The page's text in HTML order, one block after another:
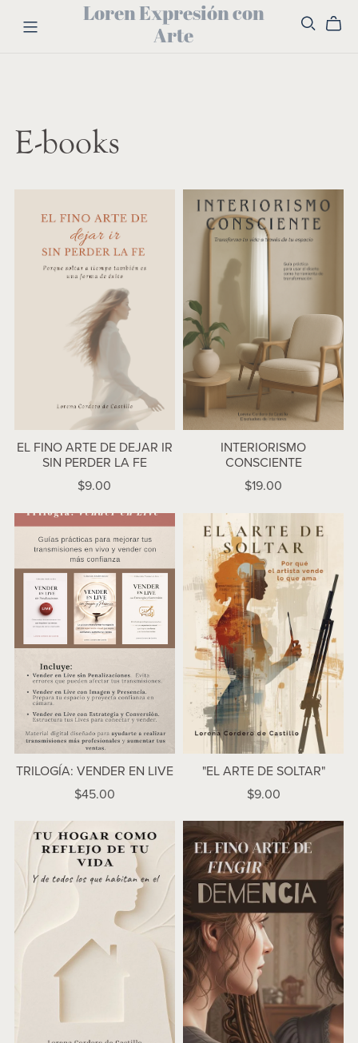
Loren Expresión con
Arte
E-books
EL FINO ARTE DE DEJAR IR
SIN PERDER LA FE
$9.00
INTERIORISMO
CONSCIENTE
$19.00
TRILOGÍA: VENDER EN LIVE
$45.00
"EL ARTE DE SOLTAR"
$9.00